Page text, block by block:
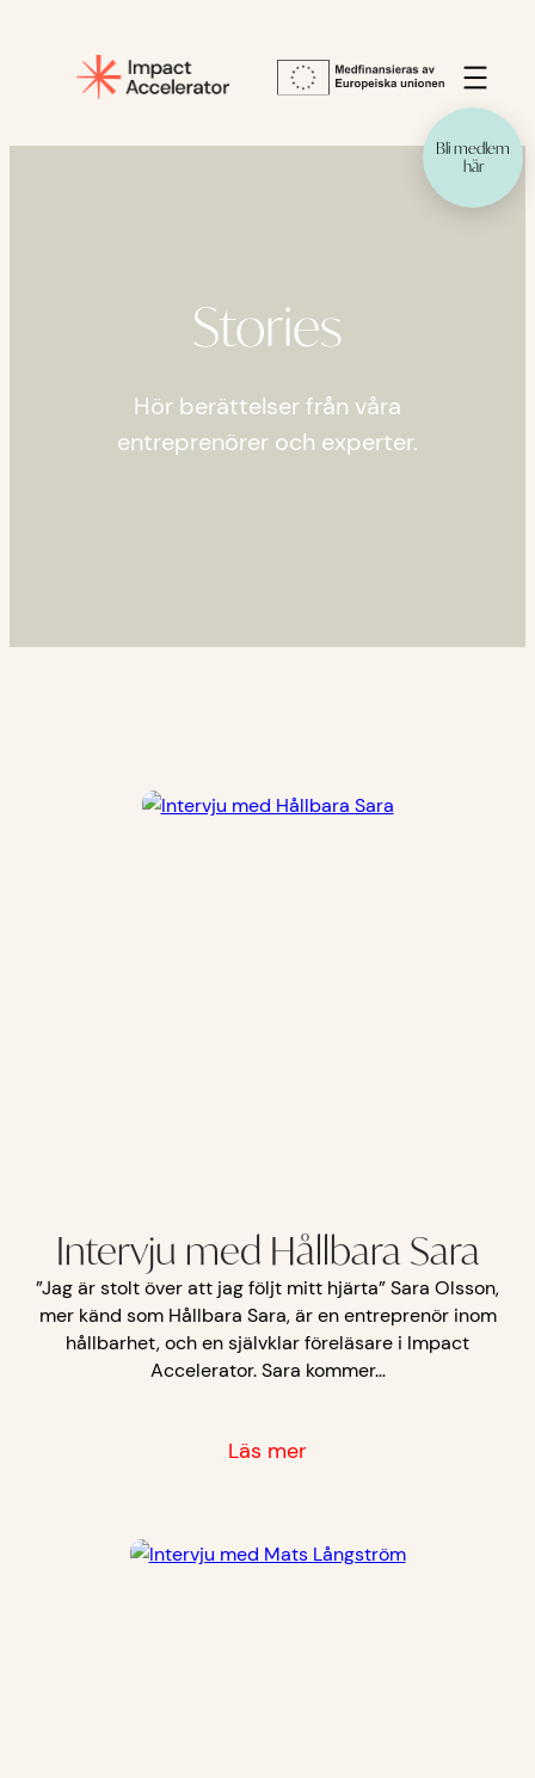
Stories
Hör berättelser från våra
entreprenörer och experter.
Intervju med Hållbara Sara
”Jag är stolt över att jag följt mitt hjärta” Sara Olsson,
mer känd som Hållbara Sara, är en entreprenör inom
hållbarhet, och en självklar föreläsare i Impact
Accelerator. Sara kommer…
Läs mer
Bli medlem
här